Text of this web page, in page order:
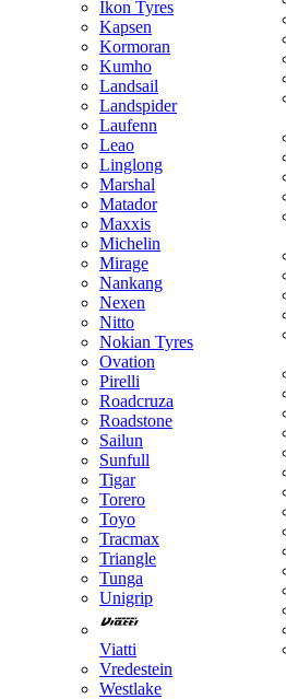
Ikon Tyres
Kapsen
Kormoran
Kumho
Landsail
Landspider
Laufenn
Leao
Linglong
Marshal
Matador
Maxxis
Michelin
Mirage
Nankang
Nexen
Nitto
Nokian Tyres
Ovation
Pirelli
Roadcruza
Roadstone
Sailun
Sunfull
Tigar
Torero
Toyo
Tracmax
Triangle
Tunga
Unigrip
Viatti
Vredestein
Westlake